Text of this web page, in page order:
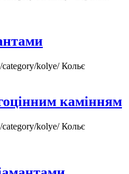
category/kolye/Кольє
камінням
category/kolye/Кольє